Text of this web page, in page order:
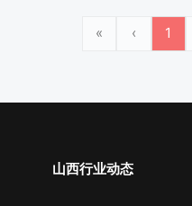
« ‹ 1
山西行业动态